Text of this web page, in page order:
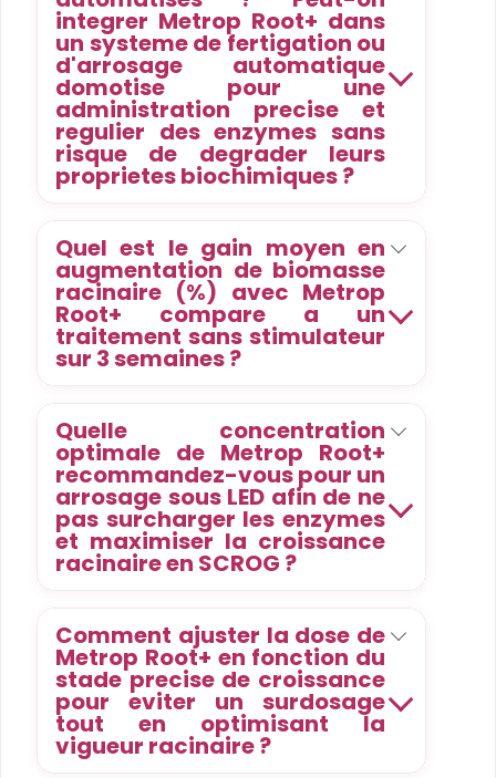
integrer Metrop Root+ dans
un systeme de fertigation ou
d'arrosage automatique
domotise pour une
administration precise et
regulier des enzymes sans
risque de degrader leurs
proprietes biochimiques ?
Quel est le gain moyen en
augmentation de biomasse
racinaire (%) avec Metrop
Root+ compare a un
traitement sans stimulateur
sur 3 semaines ?
Quelle concentration
optimale de Metrop Root+
recommandez-vous pour un
arrosage sous LED afin de ne
pas surcharger les enzymes
et maximiser la croissance
racinaire en SCROG ?
Comment ajuster la dose de
Metrop Root+ en fonction du
stade precise de croissance
pour eviter un surdosage
tout en optimisant la
vigueur racinaire ?